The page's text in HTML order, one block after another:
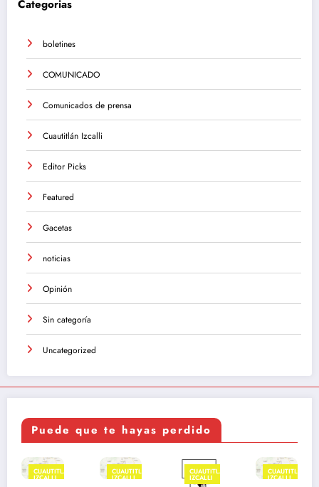
Categorias
boletines
COMUNICADO
Comunicados de prensa
Cuautitlán Izcalli
Editor Picks
Featured
Gacetas
noticias
Opinión
Sin categoría
Uncategorized
Puede que te hayas perdido
CUAUTITLÁN CUAUTITLÁN